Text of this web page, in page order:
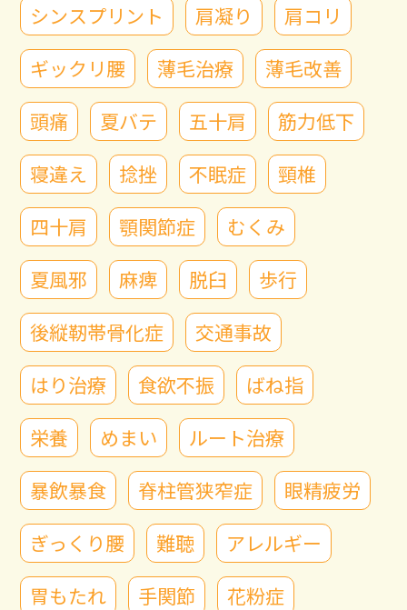
シンスプリント
肩凝り
肩コリ
ギックリ腰
薄毛治療
薄毛改善
頭痛
夏バテ 五十肩
筋力低下
寝違え
捻挫 不眠症
頸椎
四十肩
顎関節症
むくみ
夏風邪
麻痺 脱臼
歩行
後縦靭帯骨化症
交通事故
はり治療
食欲不振
ばね指
栄養
めまい
ルート治療
暴飲暴食
脊柱管狭窄症
眼精疲労
ぎっくり腰
難聴
アレルギー
胃もたれ
手関節
花粉症